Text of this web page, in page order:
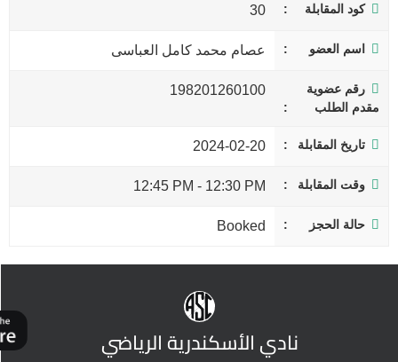
كود المقابلة 30
اسم العضو عصام محمد كامل العباسى
رقم عضوية
مقدم الطلب
198201260100
تاريخ المقابلة 2024-02-20
وقت المقابلة 12:30 PM
-
12:45 PM
حالة الحجز Booked
نادي الأسكندرية الرياضي